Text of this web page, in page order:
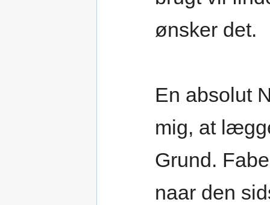
ønsker det.
En absolut
mig, at
Grund.
naar den